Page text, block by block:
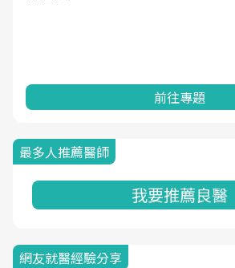
前往專題
最多人推薦醫師
我要推薦良醫
網友就醫經驗分享